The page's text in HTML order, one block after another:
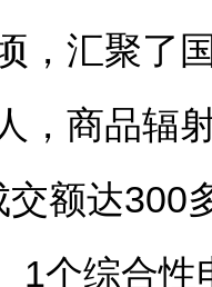
，汇聚了
，商品辐
额达300
1个综合性